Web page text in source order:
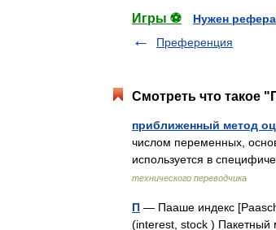
Игры ⚽
Нужен
Преференция
Смотреть что такое
приближенный метод
числом переменных,
используется в
технического переводчика
П — Пааше индекс
(interest, stock )